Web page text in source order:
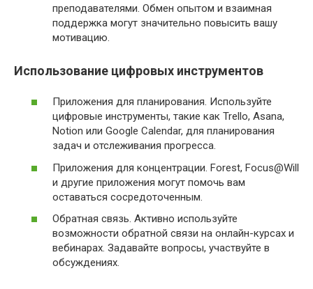
преподавателями. Обмен опытом и взаимная
поддержка могут значительно повысить вашу
мотивацию.
Использование цифровых инструментов
Приложения для планирования. Используйте
цифровые инструменты, такие как Trello, Asana,
Notion или Google Calendar, для планирования
задач и отслеживания прогресса.
Приложения для концентрации. Forest, Focus@Will
и другие приложения могут помочь вам
оставаться сосредоточенным.
Обратная связь. Активно используйте
возможности обратной связи на онлайн-курсах и
вебинарах. Задавайте вопросы, участвуйте в
обсуждениях.